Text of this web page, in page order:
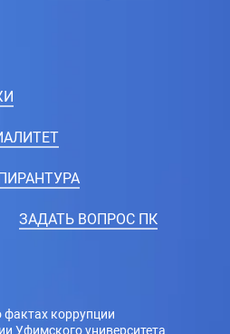
ЗАДАТЬ ВОПРОС ПК
коррупции
Уфимского университета